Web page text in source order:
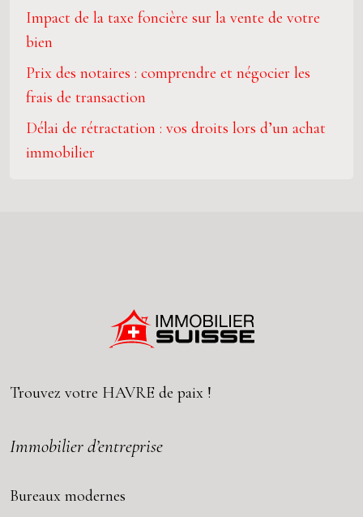
Impact de la taxe foncière sur la vente de votre
bien
Prix des notaires : comprendre et négocier les
frais de transaction
Délai de rétractation : vos droits lors d’un achat
immobilier
Trouvez votre HAVRE de paix !
Immobilier d’entreprise
Bureaux modernes